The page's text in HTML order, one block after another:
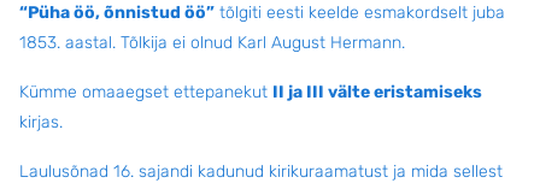
“Püha öö, õnnistud öö” tõlgiti eesti keelde esmakordselt juba
1853. aastal. Tõlkija ei olnud Karl August Hermann.
Kümme omaaegset ettepanekut II ja III välte eristamiseks
kirjas.
Laulusõnad 16. sajandi kadunud kirikuraamatust ja mida sellest